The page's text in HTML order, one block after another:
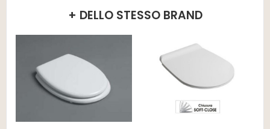
+ DELLO STESSO BRAND